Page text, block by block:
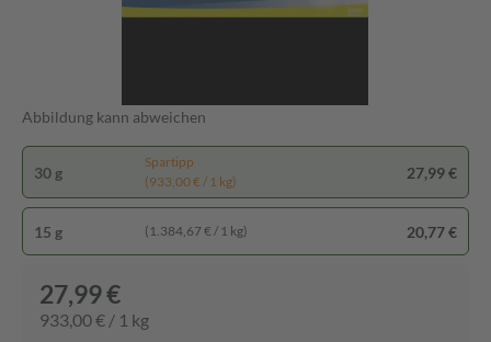
Abbildung kann abweichen
30 g
Spartipp
(933,00 € / 1 kg)
27,99 €
15 g (1.384,67 € / 1 kg) 20,77 €
27,99 €
933,00 € / 1 kg